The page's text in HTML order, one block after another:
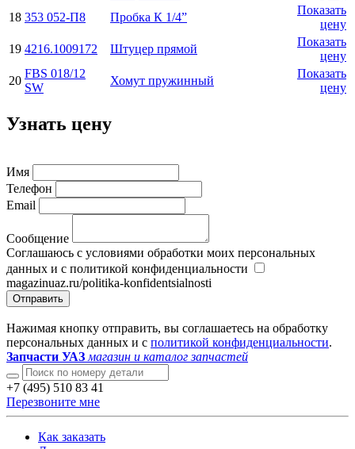
18 353 052-П8 Пробка К 1/4”
Показать
цену
19 4216.1009172 Штуцер прямой
Показать
цену
20
FBS 018/12
SW
Хомут пружинный
Показать
цену
Узнать цену
Имя
Телефон
Email
Сообщение
Соглашаюсь с условиями обработки моих персональных
данных и с политикой конфиденциальности
magazinuaz.ru/politika-konfidentsialnosti
Отправить
Нажимая кнопку отправить, вы соглашаетесь на обработку
персональных данных и с политикой конфиденциальности.
Запчасти УАЗ магазин и каталог запчастей
+7 (495) 510 83 41
Перезвоните мне
Как заказать